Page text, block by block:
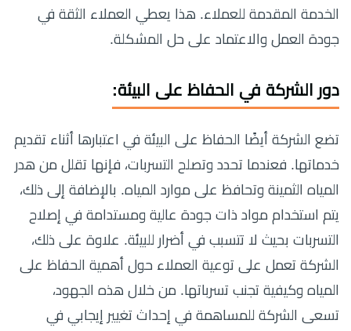
الخدمة المقدمة للعملاء. هذا يعطي العملاء الثقة في
جودة العمل والاعتماد على حل المشكلة.
دور الشركة في الحفاظ على البيئة:
تضع الشركة أيضًا الحفاظ على البيئة في اعتبارها أثناء تقديم
خدماتها. فعندما تحدد وتصلح التسربات، فإنها تقلل من هدر
المياه الثمينة وتحافظ على موارد المياه. بالإضافة إلى ذلك،
يتم استخدام مواد ذات جودة عالية ومستدامة في إصلاح
التسربات بحيث لا تتسبب في أضرار للبيئة. علاوة على ذلك،
الشركة تعمل على توعية العملاء حول أهمية الحفاظ على
المياه وكيفية تجنب تسرباتها. من خلال هذه الجهود،
تسعى الشركة للمساهمة في إحداث تغيير إيجابي في